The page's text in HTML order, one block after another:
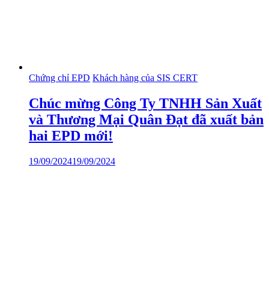
Chứng chỉ EPD Khách hàng của SIS CERT
Chúc mừng Công Ty TNHH Sản Xuất
và Thương Mại Quân Đạt đã xuất bản
hai EPD mới!
19/09/202419/09/2024